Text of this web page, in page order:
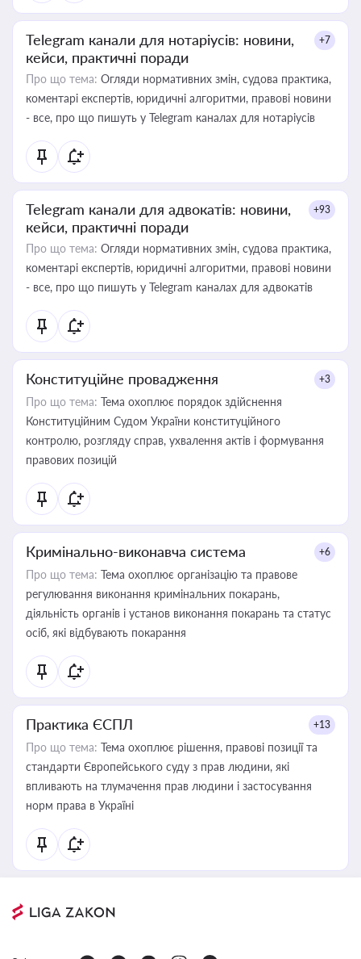
Telegram канали для нотаріусів: новини,
кейси, практичні поради
+7
Про що тема: Огляди нормативних змін, судова практика,
коментарі експертів, юридичні алгоритми, правові новини
- все, про що пишуть у Telegram каналах для нотаріусів
Telegram канали для адвокатів: новини,
кейси, практичні поради
+93
Про що тема: Огляди нормативних змін, судова практика,
коментарі експертів, юридичні алгоритми, правові новини
- все, про що пишуть у Telegram каналах для адвокатів
Конституційне провадження +3
Про що тема: Тема охоплює порядок здійснення
Конституційним Судом України конституційного
контролю, розгляду справ, ухвалення актів і формування
правових позицій
Кримінально-виконавча система +6
Про що тема: Тема охоплює організацію та правове
регулювання виконання кримінальних покарань,
діяльність органів і установ виконання покарань та статус
осіб, які відбувають покарання
Практика ЄСПЛ +13
Про що тема: Тема охоплює рішення, правові позиції та
стандарти Європейського суду з прав людини, які
впливають на тлумачення прав людини і застосування
норм права в Україні